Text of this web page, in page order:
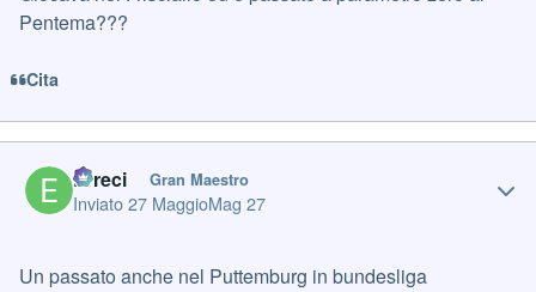
Pentema???
Cita
Erreci Gran Maestro
Inviato27 MaggioMag 27
Un passato anche nel Puttemburg in bundesliga